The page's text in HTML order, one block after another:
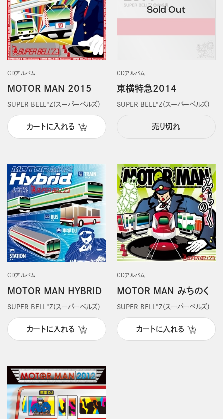
CDアルバム
MOTOR MAN 2015
SUPER BELL"Z(スーパーベルズ)
カートに入れる
CDアルバム
東横特急2014
SUPER BELL"Z(スーパーベルズ)
売り切れ
CDアルバム
MOTOR MAN HYBRID
SUPER BELL"Z(スーパーベルズ)
カートに入れる
CDアルバム
MOTOR MAN みちのく
SUPER BELL"Z(スーパーベルズ)
カートに入れる